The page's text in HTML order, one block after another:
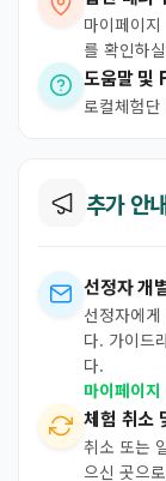
마이페이
를 확인하
도움말 및
로컬체험
추가 안
선정자 개
선정자에
다. 가이드
다.
마이페이
체험 취소
취소 또는
으신 곳으